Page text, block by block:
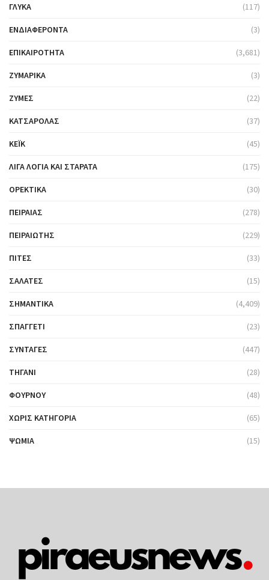
ΓΛΥΚΆ (117)
ΕΝΔΙΑΦΈΡΟΝΤΑ (3)
ΕΠΙΚΑΙΡΌΤΗΤΑ (3,681)
ΖΥΜΑΡΙΚΆ (3)
ΖΎΜΕΣ (22)
ΚΑΤΣΑΡΌΛΑΣ (37)
ΚΈΙΚ (45)
ΛΊΓΑ ΛΌΓΙΑ ΚΑΙ ΣΤΑΡΆΤΑ (175)
ΟΡΕΚΤΙΚΆ (30)
ΠΕΙΡΑΙΆΣ (278)
ΠΕΙΡΑΙΏΤΗΣ (229)
ΠΊΤΕΣ (33)
ΣΑΛΆΤΕΣ (15)
ΣΗΜΑΝΤΙΚΆ (4,409)
ΣΠΑΓΓΈΤΙ (23)
ΣΥΝΤΑΓΈΣ (447)
ΤΗΓΆΝΙ (28)
ΦΟΎΡΝΟΥ (48)
ΧΩΡΊΣ ΚΑΤΗΓΟΡΊΑ (65)
ΨΩΜΙΆ (15)